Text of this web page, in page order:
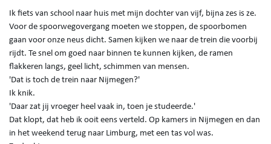
Ik fiets van school naar huis met mijn dochter van vijf, bijna zes is ze.
Voor de spoorwegovergang moeten we stoppen, de spoorbomen
gaan voor onze neus dicht. Samen kijken we naar de trein die voorbij
rijdt. Te snel om goed naar binnen te kunnen kijken, de ramen
flakkeren langs, geel licht, schimmen van mensen.
'Dat is toch de trein naar Nijmegen?'
Ik knik.
'Daar zat jij vroeger heel vaak in, toen je studeerde.'
Dat klopt, dat heb ik ooit eens verteld. Op kamers in Nijmegen en dan
in het weekend terug naar Limburg, met een tas vol was.